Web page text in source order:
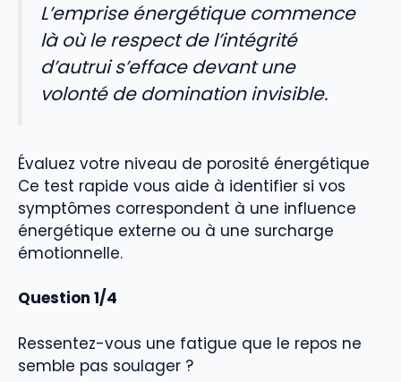
L’emprise énergétique commence
là où le respect de l’intégrité
d’autrui s’efface devant une
volonté de domination invisible.
Évaluez votre niveau de porosité énergétique
Ce test rapide vous aide à identifier si vos
symptômes correspondent à une influence
énergétique externe ou à une surcharge
émotionnelle.
Question 1/4
Ressentez-vous une fatigue que le repos ne
semble pas soulager ?